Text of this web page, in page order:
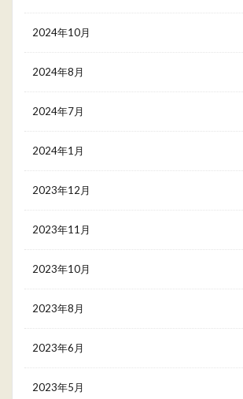
2024年10月
2024年8月
2024年7月
2024年1月
2023年12月
2023年11月
2023年10月
2023年8月
2023年6月
2023年5月